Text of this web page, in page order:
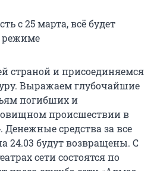
с 25 марта, всё будет
режиме
страной и присоединяемся
Выражаем глубочайшие
погибших и
происшествии в
Денежные средства за все
24.03 будут возвращены. С
сети состоятся по